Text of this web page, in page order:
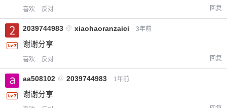
喜欢 反对 回复
2039744983 @ xiaohaoranzaici 3年前
谢谢分享
喜欢 反对 回复
aa508102 @ 2039744983 1年前
谢谢分享